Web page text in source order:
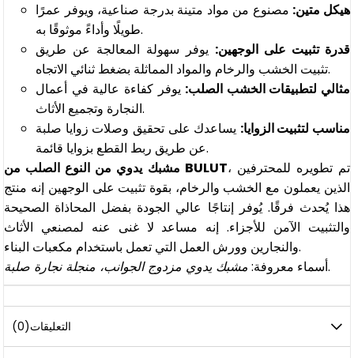
هيكل متين: مصنوع من مواد متينة بدرجة صناعية، ويوفر عمرًا
طويلًا وأداءً موثوقًا به.
قدرة تثبيت على الوجهين: يوفر سهولة المعالجة عن طريق
تثبيت الخشب والرخام والمواد المماثلة بضغط ثنائي الاتجاه.
مثالي لتطبيقات الخشب الصلب: يوفر كفاءة عالية في أعمال
النجارة وتجميع الأثاث.
مناسب لتثبيت الزوايا: يساعدك على تحقيق وصلات زوايا صلبة
عن طريق ربط القطع بزوايا قائمة.
مشبك يدوي من النوع الصلب من BULUT، تم تطويره للمحترفين
الذين يعملون مع الخشب والرخام، بقوة تثبيت على الوجهين إنه منتج
هذا يُحدث فرقًا. يُوفر إنتاجًا عالي الجودة بفضل المحاذاة الصحيحة
والتثبيت الآمن للأجزاء. إنه مساعد لا غنى عنه لمصنعي الأثاث
والنجارين وورش العمل التي تعمل باستخدام مكعبات البناء.
أسماء معروفة: مشبك يدوي مزدوج الجوانب، منجلة نجارة صلبة .
التعليقات(0)